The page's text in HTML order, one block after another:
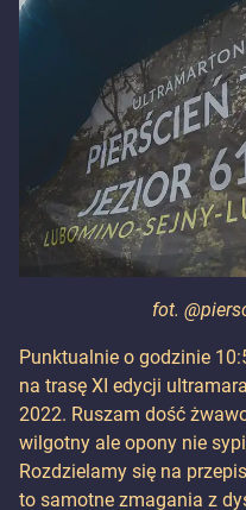
fot.
Punktualnie o godzinie
na trasę XI edycji
2022. Ruszam dość
wilgotny ale opony nie
Rozdzielamy się na
to samotne zmagania z